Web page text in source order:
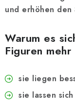
und erhöhen den
Warum es
Figuren
sie liegen
sie lassen